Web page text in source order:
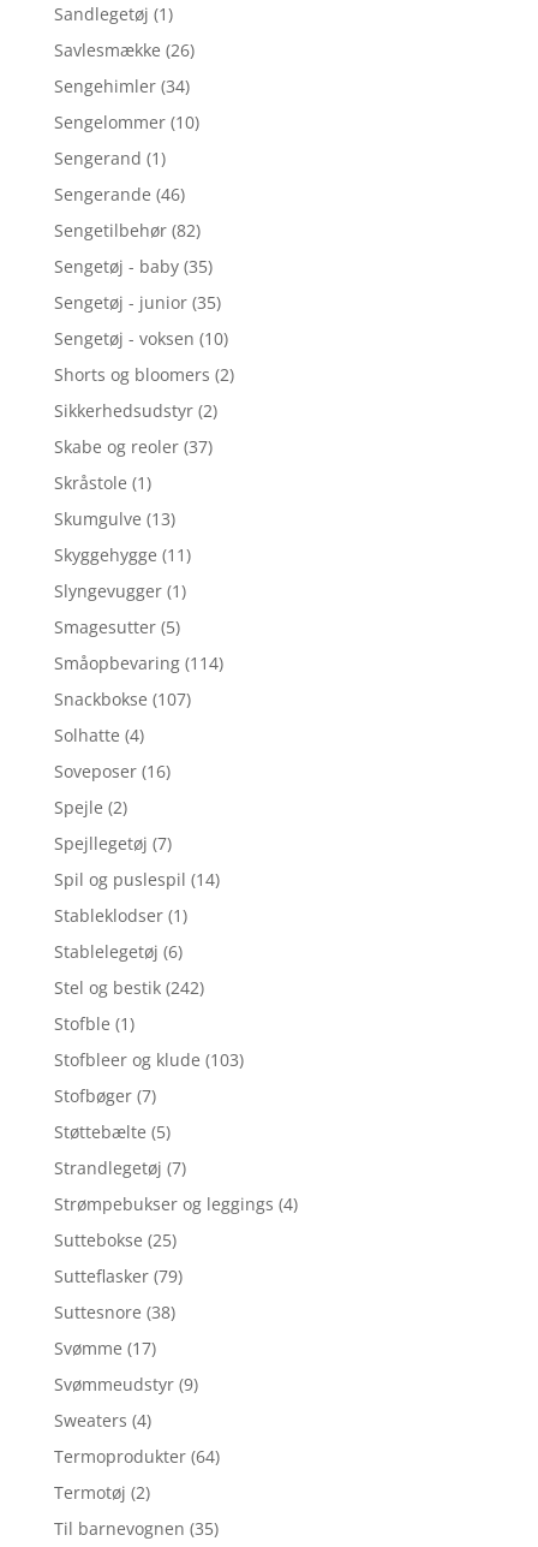
Sandlegetøj (1)
Savlesmække (26)
Sengehimler (34)
Sengelommer (10)
Sengerand (1)
Sengerande (46)
Sengetilbehør (82)
Sengetøj - baby (35)
Sengetøj - junior (35)
Sengetøj - voksen (10)
Shorts og bloomers (2)
Sikkerhedsudstyr (2)
Skabe og reoler (37)
Skråstole (1)
Skumgulve (13)
Skyggehygge (11)
Slyngevugger (1)
Smagesutter (5)
Småopbevaring (114)
Snackbokse (107)
Solhatte (4)
Soveposer (16)
Spejle (2)
Spejllegetøj (7)
Spil og puslespil (14)
Stableklodser (1)
Stablelegetøj (6)
Stel og bestik (242)
Stofble (1)
Stofbleer og klude (103)
Stofbøger (7)
Støttebælte (5)
Strandlegetøj (7)
Strømpebukser og leggings (4)
Suttebokse (25)
Sutteflasker (79)
Suttesnore (38)
Svømme (17)
Svømmeudstyr (9)
Sweaters (4)
Termoprodukter (64)
Termotøj (2)
Til barnevognen (35)